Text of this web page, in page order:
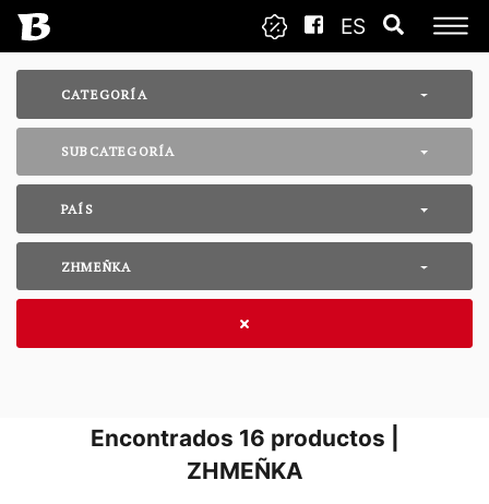
ES
CATEGORÍA
SUBCATEGORÍA
PAÍS
ZHMEÑKA
Encontrados 16 productos |
ZHMEÑKA